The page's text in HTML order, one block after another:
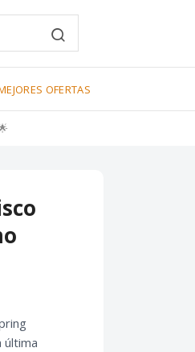
OFERTAS